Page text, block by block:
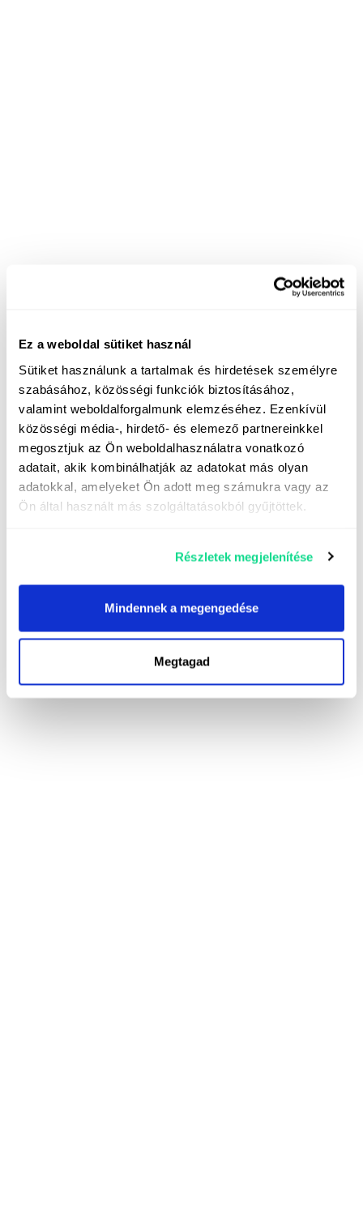
Ez a weboldal sütiket használ
Sütiket használunk a tartalmak és hirdetések személyre
szabásához, közösségi funkciók biztosításához,
valamint weboldalforgalmunk elemzéséhez. Ezenkívül
közösségi média-, hirdető- és elemező partnereinkkel
megosztjuk az Ön weboldalhasználatra vonatkozó
adatait, akik kombinálhatják az adatokat más olyan
adatokkal, amelyeket Ön adott meg számukra vagy az
Ön által használt más szolgáltatásokból gyűjtöttek.
Részletek megjelenítése
Mindennek a megengedése
Megtagad